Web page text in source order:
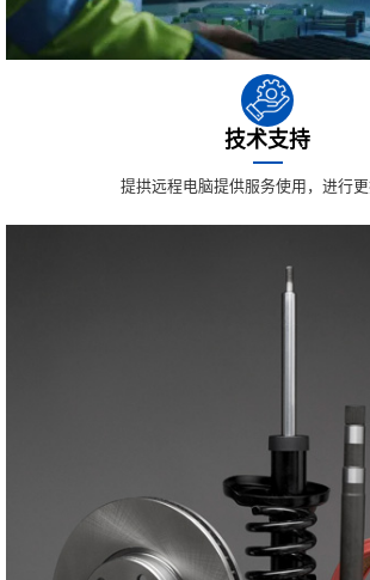
技术支持
提拱远程电脑提供服务使用，进行